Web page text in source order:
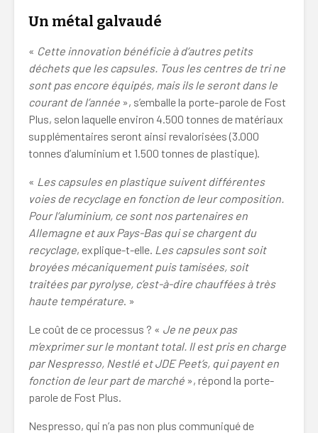
Un métal galvaudé
« Cette innovation bénéficie à d’autres petits
déchets que les capsules. Tous les centres de tri ne
sont pas encore équipés, mais ils le seront dans le
courant de l’année », s’emballe la porte-parole de Fost
Plus, selon laquelle environ 4.500 tonnes de matériaux
supplémentaires seront ainsi revalorisées (3.000
tonnes d’aluminium et 1.500 tonnes de plastique).
« Les capsules en plastique suivent différentes
voies de recyclage en fonction de leur composition.
Pour l’aluminium, ce sont nos partenaires en
Allemagne et aux Pays-Bas qui se chargent du
recyclage, explique-t-elle. Les capsules sont soit
broyées mécaniquement puis tamisées, soit
traitées par pyrolyse, c’est-à-dire chauffées à très
haute température. »
Le coût de ce processus ? « Je ne peux pas
m’exprimer sur le montant total. Il est pris en charge
par Nespresso, Nestlé et JDE Peet’s, qui payent en
fonction de leur part de marché », répond la porte-
parole de Fost Plus.
Nespresso, qui n’a pas non plus communiqué de